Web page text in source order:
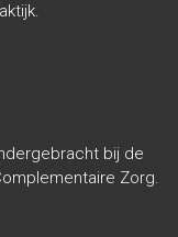
bij de
Zorg.